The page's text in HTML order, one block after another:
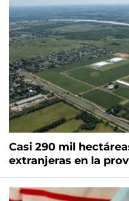
Casi 290 mil
extranjeras en la